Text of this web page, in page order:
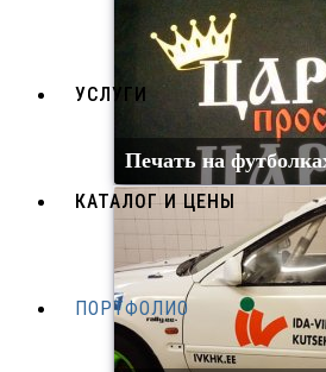
УСЛУГИ
КАТАЛОГ И ЦЕНЫ
ПОРТФОЛИО
Печать на